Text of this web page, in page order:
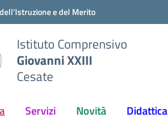
e del Merito
Istituto Comprensivo
Giovanni XXIII
Cesate
Servizi Novità Didattica